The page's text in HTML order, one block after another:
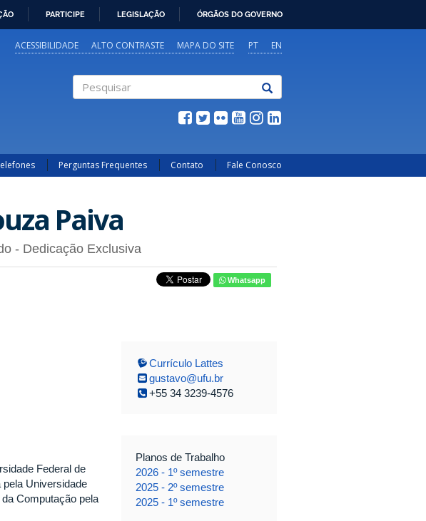
PARTICIPE LEGISLAÇÃO ÓRGÃOS DO GOVERNO
PT EN
ACESSIBILIDADE ALTO CONTRASTE MAPA DO SITE
Perguntas Frequentes Contato Fale Conosco
Paiva
- Dedicação Exclusiva
Whatsapp
Federal de
Universidade
Computação pela
Currículo Lattes
gustavo@ufu.br
+55 34 3239-4576
Planos de Trabalho
2026 - 1º semestre
2025 - 2º semestre
2025 - 1º semestre